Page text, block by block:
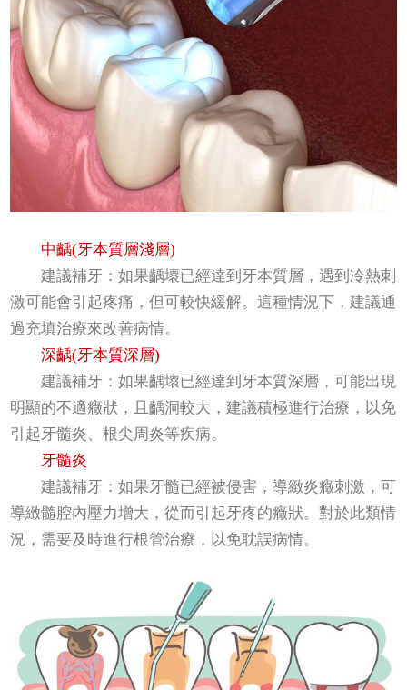
中齲(牙本質層淺層)
建議補牙：如果齲壞已經達到牙本質層，遇到冷熱刺
激可能會引起疼痛，但可較快緩解。這種情況下，建議通
過充填治療來改善病情。
深齲(牙本質深層)
建議補牙：如果齲壞已經達到牙本質深層，可能出現
明顯的不適癥狀，且齲洞較大，建議積極進行治療，以免
引起牙髓炎、根尖周炎等疾病。
牙髓炎
建議補牙：如果牙髓已經被侵害，導緻炎癥刺激，可
導緻髓腔內壓力增大，從而引起牙疼的癥狀。對於此類情
況，需要及時進行根管治療，以免耽誤病情。